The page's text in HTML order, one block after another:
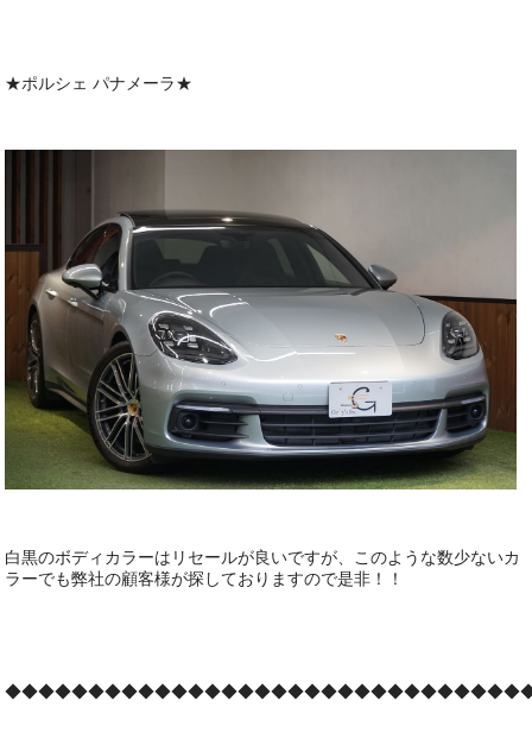
★ポルシェ パナメーラ★
白黒のボディカラーはリセールが良いですが、このような数少ないカ
ラーでも弊社の顧客様が探しておりますので是非！！